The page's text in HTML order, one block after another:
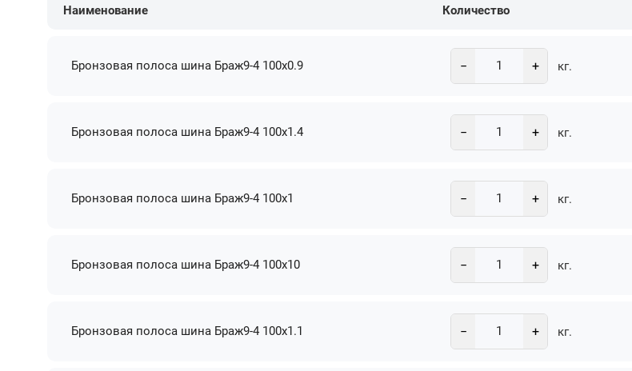
Наименование Количество
Бронзовая полоса шина Браж9-4 100х0.9 − + кг.
Бронзовая полоса шина Браж9-4 100х1.4 − + кг.
Бронзовая полоса шина Браж9-4 100х1 − + кг.
Бронзовая полоса шина Браж9-4 100х10 − + кг.
Бронзовая полоса шина Браж9-4 100х1.1 − + кг.